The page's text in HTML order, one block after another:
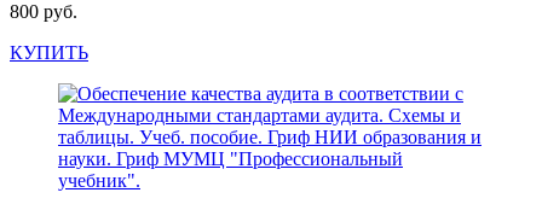
800 руб.
КУПИТЬ